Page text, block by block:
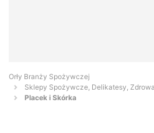
Orły Branży Spożywczej
Sklepy Spożywcze, Delikatesy,
Placek i Skórka